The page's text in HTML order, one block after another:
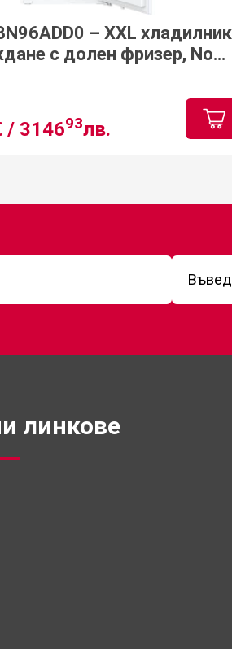
– XXL хладилник
с долен фризер, No
/ 314693лв.
линкове